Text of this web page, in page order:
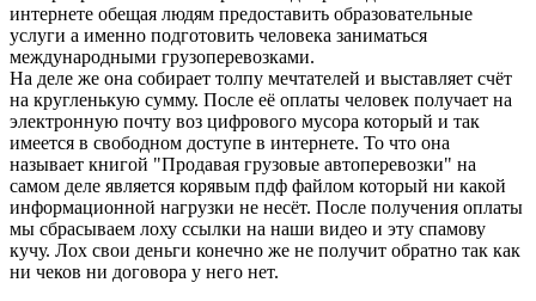
интернете обещая людям предоставить образовательные
услуги а именно подготовить человека заниматься
международными грузоперевозками.
На деле же она собирает толпу мечтателей и выставляет счёт
на кругленькую сумму. После её оплаты человек получает на
электронную почту воз цифрового мусора который и так
имеется в свободном доступе в интернете. То что она
называет книгой "Продавая грузовые автоперевозки" на
самом деле является корявым пдф файлом который ни какой
информационной нагрузки не несёт. После получения оплаты
мы сбрасываем лоху ссылки на наши видео и эту спамову
кучу. Лох свои деньги конечно же не получит обратно так как
ни чеков ни договора у него нет.